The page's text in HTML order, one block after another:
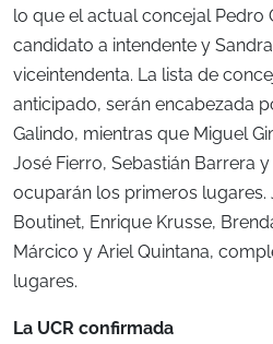
lo que el actual concejal Pedro
candidato a intendente y
viceintendenta. La lista de
anticipado, serán encabezada
Galindo, mientras que Miguel
José Fierro, Sebastián Barrera
ocuparán los primeros lugares.
Boutinet, Enrique Krusse,
Márcico y Ariel Quintana,
lugares.
La UCR confirmada